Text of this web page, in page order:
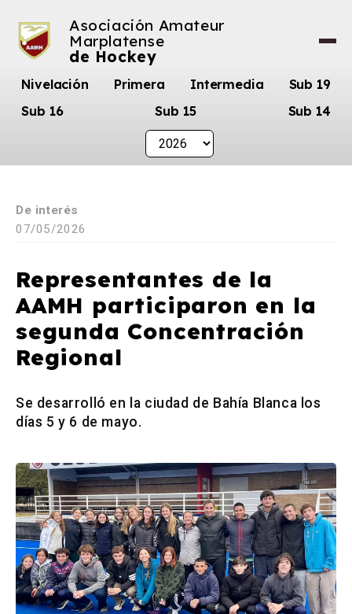
Asociación Amateur
Marplatense
de Hockey
Nivelación Primera Intermedia
Sub 19
Sub 16
Sub 15 Sub 14
De interés
07/05/2026
Representantes de la
AAMH participaron en la
segunda Concentración
Regional
Se desarrolló en la ciudad de Bahía Blanca los
días 5 y 6 de mayo.